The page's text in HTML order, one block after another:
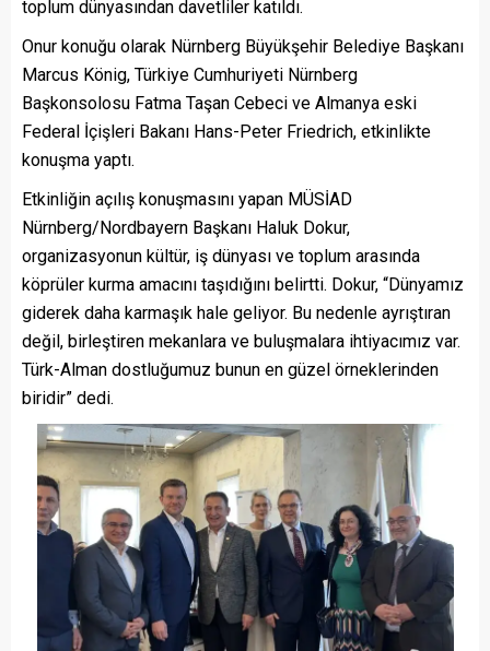
toplum dünyasından davetliler katıldı.
Onur konuğu olarak Nürnberg Büyükşehir Belediye Başkanı
Marcus König, Türkiye Cumhuriyeti Nürnberg
Başkonsolosu Fatma Taşan Cebeci ve Almanya eski
Federal İçişleri Bakanı Hans-Peter Friedrich, etkinlikte
konuşma yaptı.
Etkinliğin açılış konuşmasını yapan MÜSİAD
Nürnberg/Nordbayern Başkanı Haluk Dokur,
organizasyonun kültür, iş dünyası ve toplum arasında
köprüler kurma amacını taşıdığını belirtti. Dokur, “Dünyamız
giderek daha karmaşık hale geliyor. Bu nedenle ayrıştıran
değil, birleştiren mekanlara ve buluşmalara ihtiyacımız var.
Türk-Alman dostluğumuz bunun en güzel örneklerinden
biridir” dedi.